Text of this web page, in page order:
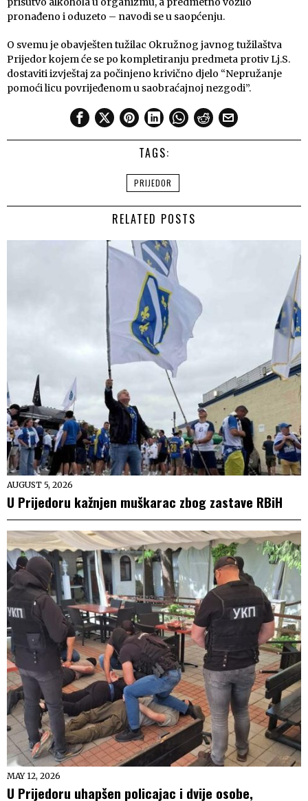
pronađeno i oduzeto – navodi se u saopćenju.
O svemu je obavješten tužilac Okružnog javnog tužilaštva
Prijedor kojem će se po kompletiranju predmeta protiv Lj.S.
dostaviti izvještaj za počinjeno krivično djelo “Nepružanje
pomoći licu povrijeđenom u saobraćajnoj nezgodi”.
TAGS:
PRIJEDOR
RELATED POSTS
AUGUST 5, 2026
U Prijedoru kažnjen muškarac zbog zastave RBiH
MAY 12, 2026
U Prijedoru uhapšen policajac i dvije osobe,